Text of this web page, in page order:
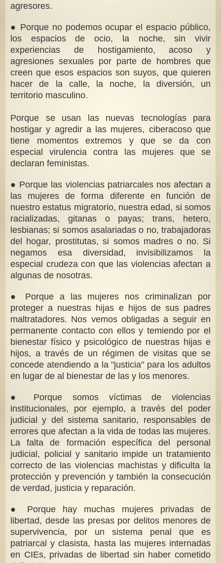
agresores.
● Porque no podemos ocupar el espacio público,
los espacios de ocio, la noche, sin vivir
experiencias de hostigamiento, acoso y
agresiones sexuales por parte de hombres que
creen que esos espacios son suyos, que quieren
hacer de la calle, la noche, la diversión, un
territorio masculino.
Porque se usan las nuevas tecnologías para
hostigar y agredir a las mujeres, ciberacoso que
tiene momentos extremos y que se da con
especial virulencia contra las mujeres que se
declaran feministas.
● Porque las violencias patriarcales nos afectan a
las mujeres de forma diferente en función de
nuestro estatus migratorio, nuestra edad, si somos
racializadas, gitanas o payas; trans, hetero,
lesbianas; si somos asalariadas o no, trabajadoras
del hogar, prostitutas, si somos madres o no. Si
negamos esa diversidad, invisibilizamos la
especial crudeza con que las violencias afectan a
algunas de nosotras.
● Porque a las mujeres nos criminalizan por
proteger a nuestras hijas e hijos de sus padres
maltratadores. Nos vemos obligadas a seguir en
permanente contacto con ellos y temiendo por el
bienestar físico y psicológico de nuestras hijas e
hijos, a través de un régimen de visitas que se
concede atendiendo a la "justicia" para los adultos
en lugar de al bienestar de las y los menores.
● Porque somos víctimas de violencias
institucionales, por ejemplo, a través del poder
judicial y del sistema sanitario, responsables de
errores que afectan a la vida de todas las mujeres.
La falta de formación específica del personal
judicial, policial y sanitario impide un tratamiento
correcto de las violencias machistas y dificulta la
protección y prevención y también la consecución
de verdad, justicia y reparación.
● Porque hay muchas mujeres privadas de
libertad, desde las presas por delitos menores de
supervivencia, por un sistema penal que es
patriarcal y clasista, hasta las mujeres internadas
en CIEs, privadas de libertad sin haber cometido